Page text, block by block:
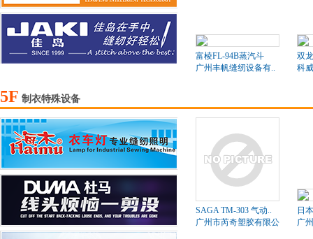
富棱FL-94B蒸汽斗
广州丰帆缝纫设备有..
双
科
5F 制衣特殊设备
SAGA TM-303 气动..
广州市芮奇塑胶有限公司
日
广